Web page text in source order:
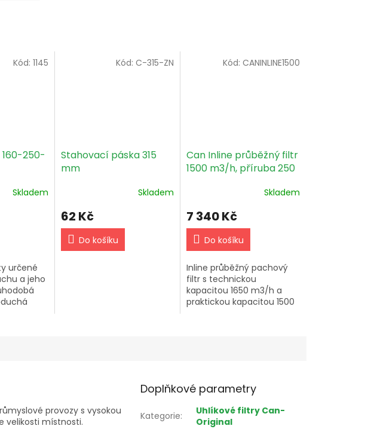
250-
Skladem
určené
a jeho
Kód: 1145
Stahovací páska 315
mm
Skladem
62 Kč
Do košíku
Kód:C-315-ZN
Can Inline průběžný filtr
1500 m3/h, příruba 250
Skladem
7 340 Kč
Do košíku
Inline průběžný pachový
filtr s technickou
kapacitou 1650 m3/h a
praktickou kapacitou 1500
Kód: CANINLINE1500
provozy s vysokou
velikosti místnosti.
Doplňkové parametry
Kategorie:
Uhlíkové filtry Can-
Original